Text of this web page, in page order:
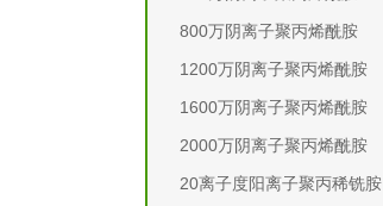
800万阴离子聚丙烯酰胺
1200万阴离子聚丙烯酰胺
1600万阴离子聚丙烯酰胺
2000万阴离子聚丙烯酰胺
20离子度阳离子聚丙稀铣胺